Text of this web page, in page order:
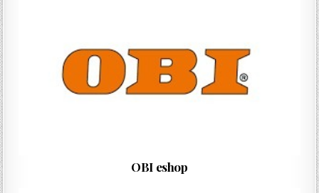
OBI eshop